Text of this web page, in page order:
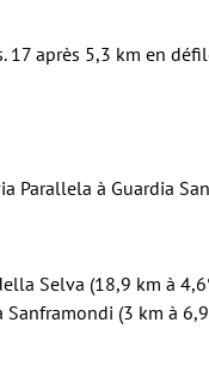
17 après 5,3 km en
Parallela à Guardia
Selva (18,9 km à
Sanframondi (3 km à